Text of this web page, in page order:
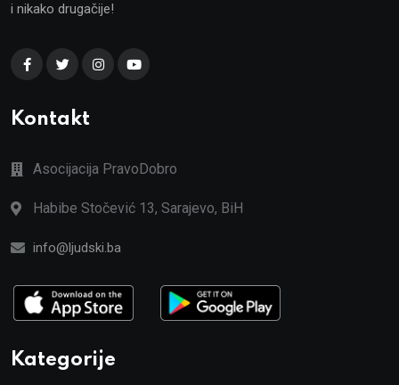
i nikako drugačije!
Kontakt
Asocijacija PravoDobro
Habibe Stočević 13, Sarajevo, BiH
info@ljudski.ba
Kategorije